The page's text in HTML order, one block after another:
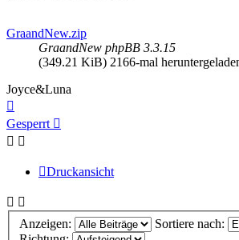
GraandNew.zip
GraandNew phpBB 3.3.15
(349.21 KiB) 2166-mal
Joyce&Luna
oben
Gesperrt
Druckansicht
Anzeigen:
Sortiere nach: